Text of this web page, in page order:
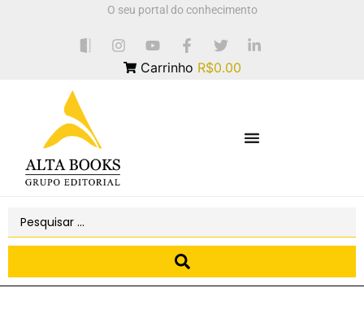
O seu portal do conhecimento
Carrinho R$0.00